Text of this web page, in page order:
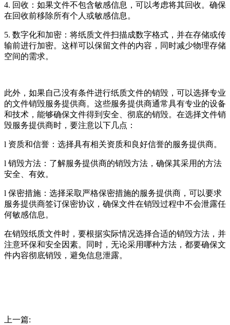
4. 回收：如果文件不包含敏感信息，可以考虑将其回收。确保
在回收前移除所有个人或敏感信息。
5. 数字化和加密：将纸质文件扫描成数字格式，并在存储或传
输前进行加密。这样可以保留文件的内容，同时减少物理存储
空间的需求。
此外，如果自己没有条件进行纸质文件的销毁，可以选择专业
的文件销毁服务提供商。这些服务提供商通常具有专业的设备
和技术，能够确保文件得到安全、彻底的销毁。在选择文件销
毁服务提供商时，要注意以下几点：
l 资质和信誉：选择具有相关资质和良好信誉的服务提供商。
l 销毁方法：了解服务提供商的销毁方法，确保其采用的方法
安全、有效。
l 保密措施：选择采取严格保密措施的服务提供商，可以要求
服务提供商签订保密协议，确保文件在销毁过程中不会泄露任
何敏感信息。
在销毁纸质文件时，要根据实际情况选择合适的销毁方法，并
注意环保和安全因素。同时，无论采用哪种方法，都要确保文
件内容彻底销毁，避免信息泄露。
上一篇: